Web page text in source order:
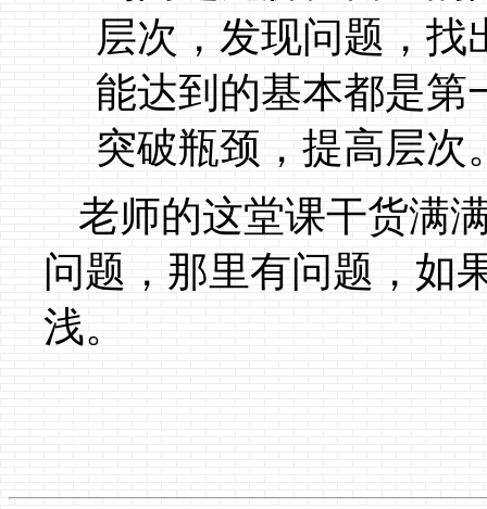
层次，发现问题，
能达到的基本都是第
突破瓶颈，提高层次
老师的这堂课干货满
问题，那里有问题，如
浅。